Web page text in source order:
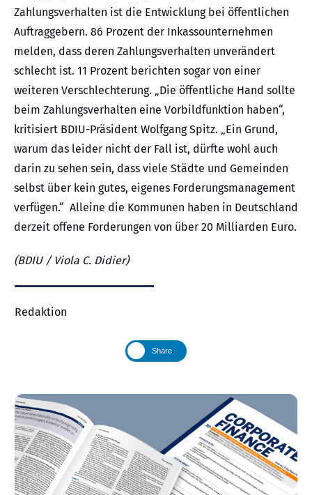
Zahlungsverhalten ist die Entwicklung bei öffentlichen
Auftraggebern. 86 Prozent der Inkassounternehmen
melden, dass deren Zahlungsverhalten unverändert
schlecht ist. 11 Prozent berichten sogar von einer
weiteren Verschlechterung. „Die öffentliche Hand sollte
beim Zahlungsverhalten eine Vorbildfunktion haben“,
kritisiert BDIU-Präsident Wolfgang Spitz. „Ein Grund,
warum das leider nicht der Fall ist, dürfte wohl auch
darin zu sehen sein, dass viele Städte und Gemeinden
selbst über kein gutes, eigenes Forderungsmanagement
verfügen.“ Alleine die Kommunen haben in Deutschland
derzeit offene Forderungen von über 20 Milliarden Euro.
(BDIU / Viola C. Didier)
Redaktion
Share